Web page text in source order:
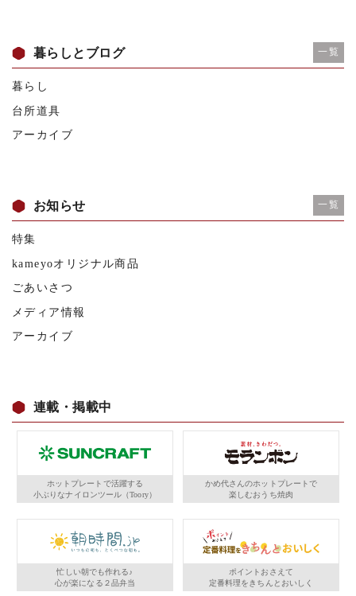
暮らしとブログ 一覧
暮らし
台所道具
アーカイブ
お知らせ 一覧
特集
kameyoオリジナル商品
ごあいさつ
メディア情報
アーカイブ
連載・掲載中
ホットプレートで活躍する
小ぶりなナイロンツール（Toory）
かめ代さんのホットプレートで
楽しむおうち焼肉
忙しい朝でも作れる♪
心が楽になる２品弁当
ポイントおさえて
定番料理をきちんとおいしく